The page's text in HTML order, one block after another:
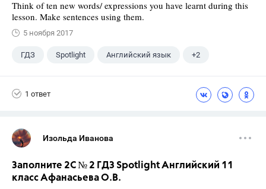
Think of ten new words/ expressions you have learnt during this
lesson. Make sentences using them.
5 ноября 2017
ГДЗ Spotlight Английский язык +2
1 ответ
Изольда Иванова
Заполните 2C № 2 ГДЗ Spotlight Английский 11
класс Афанасьева О.В.